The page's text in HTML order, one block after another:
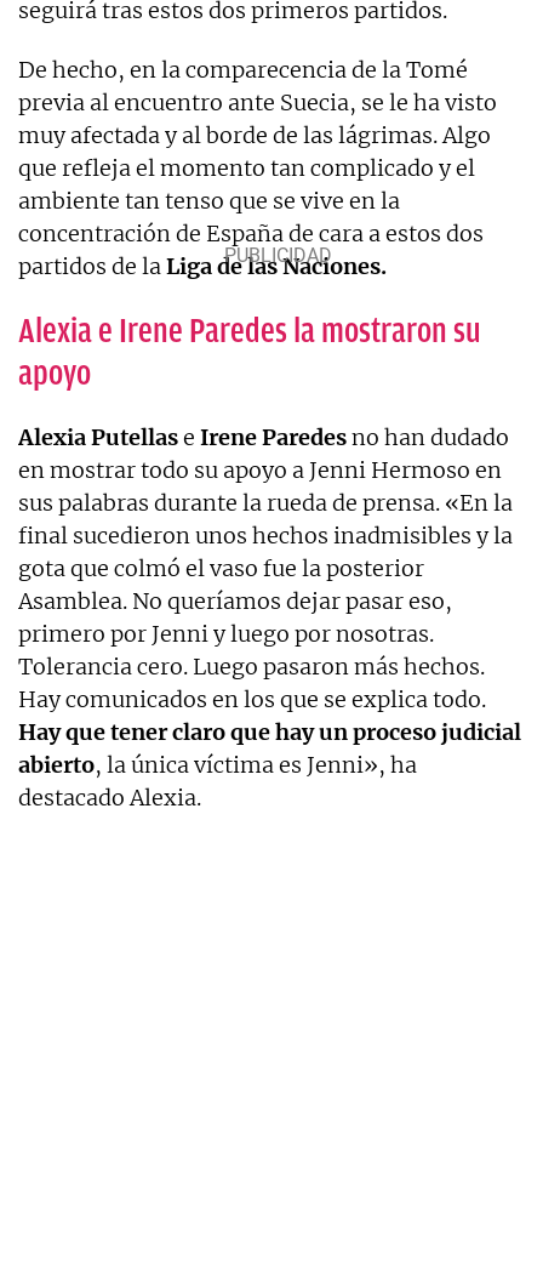
seguirá tras estos dos primeros partidos.
De hecho, en la comparecencia de la Tomé
previa al encuentro ante Suecia, se le ha visto
muy afectada y al borde de las lágrimas. Algo
que refleja el momento tan complicado y el
ambiente tan tenso que se vive en la
concentración de España de cara a estos dos
partidos de laLiga de las Naciones.
Alexia e Irene Paredes la mostraron su
apoyo
Alexia Putellase Irene Paredesno han dudado
en mostrar todo su apoyo a Jenni Hermoso en
sus palabras durante la rueda de prensa. «En la
final sucedieron unos hechos inadmisibles y la
gota que colmó el vaso fue la posterior
Asamblea. No queríamos dejar pasar eso,
primero por Jenni y luego por nosotras.
Tolerancia cero. Luego pasaron más hechos.
Hay comunicados en los que se explica todo.
Hay que tener claro que hay un proceso judicial
abierto, la única víctima es Jenni», ha
destacado Alexia.